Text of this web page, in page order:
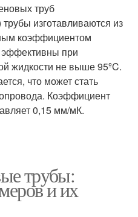
труб
изготавливаются из
коэффициентом
при
жидкости не выше 95ºC.
что может стать
Коэффициент
0,15 мм/мК.
трубы:
и их